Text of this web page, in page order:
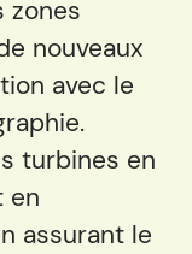
zones
nouveaux
avec le
turbines en
en
assurant le